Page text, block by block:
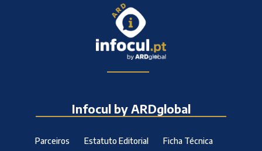
Infocul by ARDglobal
Parceiros Estatuto Editorial
Ficha Técnica